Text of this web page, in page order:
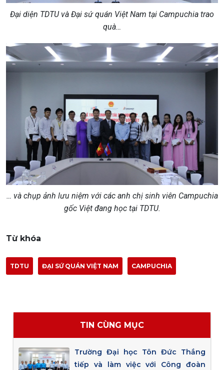
Đại diện TDTU và Đại sứ quán Việt Nam tại Campuchia trao
quà…
… và chụp ảnh lưu niệm với các anh chị sinh viên Campuchia
gốc Việt đang học tại TDTU.
Từ khóa
TDTU ĐẠI SỨ QUÁN VIỆT NAM CAMPUCHIA
TIN CÙNG MỤC
Trường Đại học Tôn Đức Thắng
tiếp và làm việc với Công đoàn